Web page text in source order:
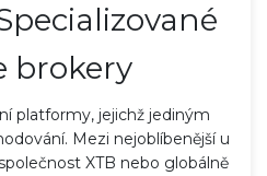
brokery
platformy, jejichž jediným
Mezi nejoblíbenější u
XTB nebo globálně